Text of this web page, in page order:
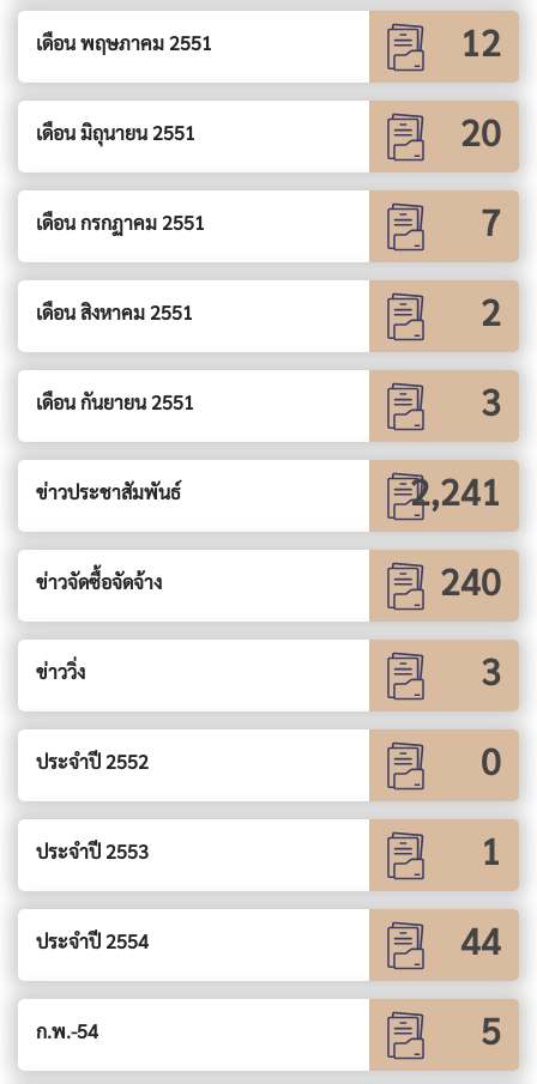
เดือน พฤษภาคม 2551 12
เดือน มิถุนายน 2551 20
เดือน กรกฏาคม 2551 7
เดือน สิงหาคม 2551 2
เดือน กันยายน 2551 3
ข่าวประชาสัมพันธ์ 2,241
ข่าวจัดซื้อจัดจ้าง 240
ข่าววิ่ง 3
ประจำปี 2552 0
ประจำปี 2553 1
ประจำปี 2554 44
ก.พ.-54 5